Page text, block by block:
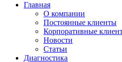
Главная
О компании
Постоянные клиенты
Корпоративные
Новости
Статьи
Диагностика